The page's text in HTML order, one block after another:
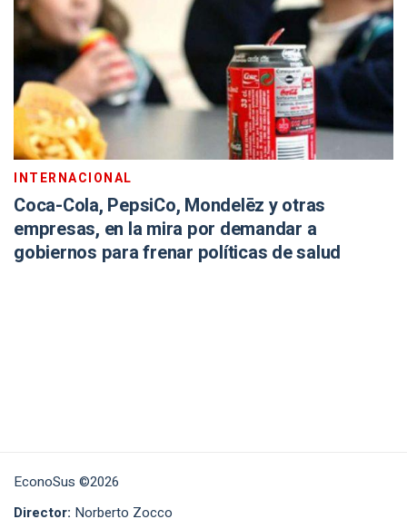
INTERNACIONAL
Coca-Cola, PepsiCo, Mondelēz y otras
empresas, en la mira por demandar a
gobiernos para frenar políticas de salud
EconoSus ©2026
Director: Norberto Zocco